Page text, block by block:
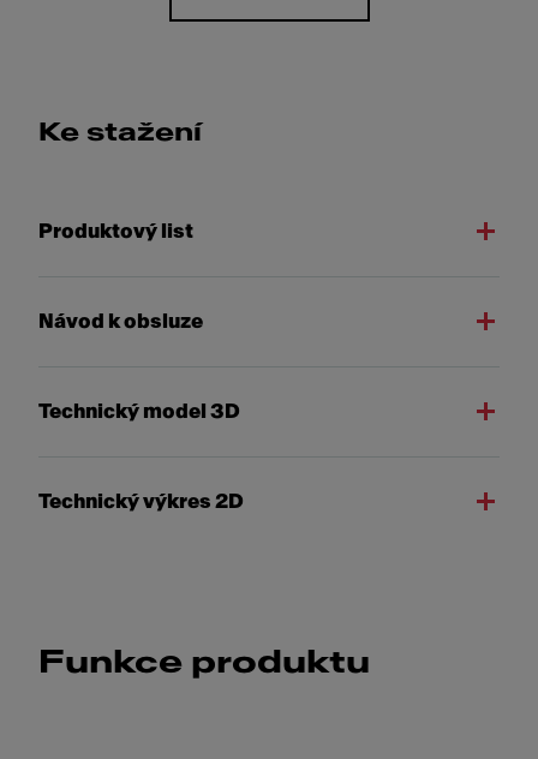
Ke stažení
Produktový list
Návod k obsluze
Technický model 3D
Technický výkres 2D
Funkce produktu